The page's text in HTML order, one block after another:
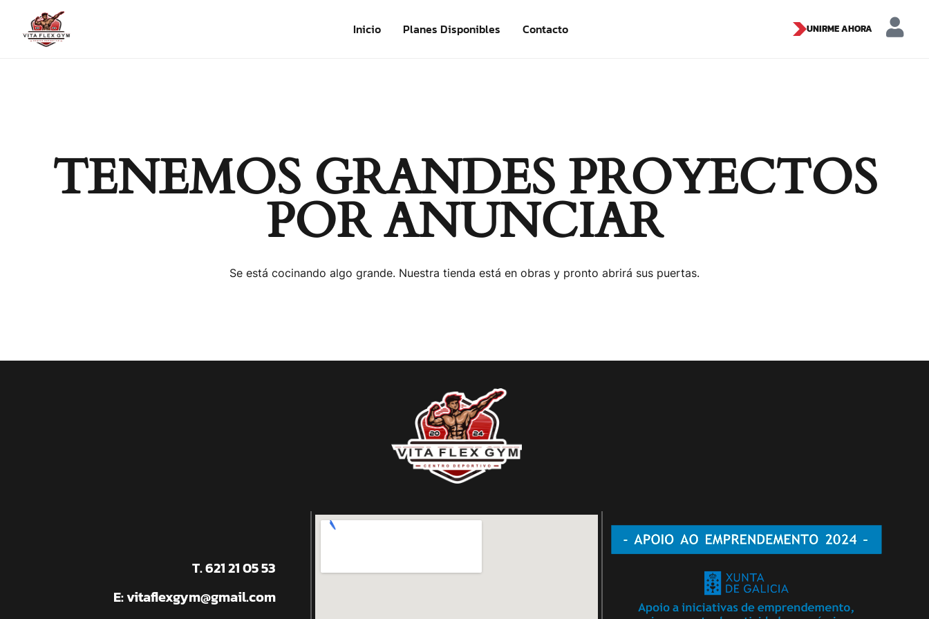
Inicio Planes Disponibles Contacto UNIRME AHORA
TENEMOS GRANDES PROYECTOS
POR ANUNCIAR
Se está cocinando algo grande. Nuestra tienda está en obras y pronto abrirá sus puertas.
T. 621 21 05 53
E:vitaflexgym@gmail.com